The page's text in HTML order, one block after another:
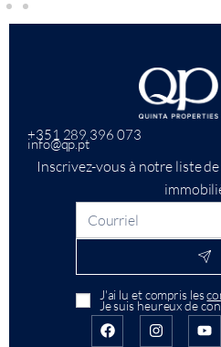
+351 289 396 073
info@qp.pt
Inscrivez-vous à notre liste
J'ai lu et compris les
Je suis heureux de